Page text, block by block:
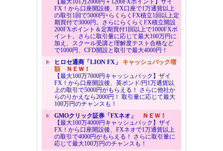
【最大101万2000円＋1200FXポイント】ザイ
FX！から口座開設後、FX口座で1万通貨以上
の取引1回で5000円+らくらくFX積立1回以上定
期買付で3000円。さらにらくらくFX積立開設
200FXポイント＆定期買付1回以上で1000FXポ
イント。さらに取引量に応じて最大100万円に
加え、スクール受講と理解度テスト合格など
で1000円、CFD開設と取引で最大4000円！
ヒロセ通商「LION FX」 キャッシュバック増
額ＮＥＷ！
【最大100万7000円キャッシュバック】ザイ
FX！から口座開設後、英ポンド/円1万通貨以
上の取引で5000円がもらえる！ さらに他社か
らのりかえなら2000円！ 取引量に応じて最大
100万円のチャンスも！
GMOクリック証券「FXネオ」
ＮＥＷ！
【最大100万4000円キャッシュバック】ザイ
FX！から口座開設後、FXネオで1万通貨以上
の取引で4000円がもらえる！ さらに取引量に
応じて最大100万円のチャンスも！